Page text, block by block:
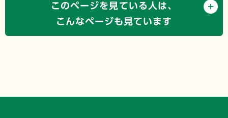
このページを見ている人は、
こんなページも見ています